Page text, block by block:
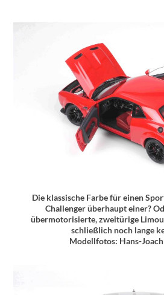
Die klassische Farbe für einen
Challenger überhaupt einer?
übermotorisierte, zweitürige
schließlich noch lange
Modellfotos: Hans-